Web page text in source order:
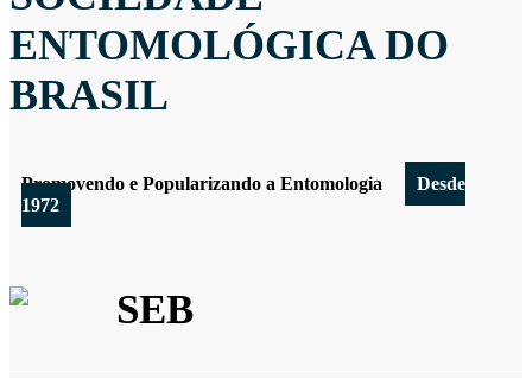
ENTOMOLÓGICA DO
BRASIL
Promovendo e Popularizando a Entomologia
Desde
1972
SEB